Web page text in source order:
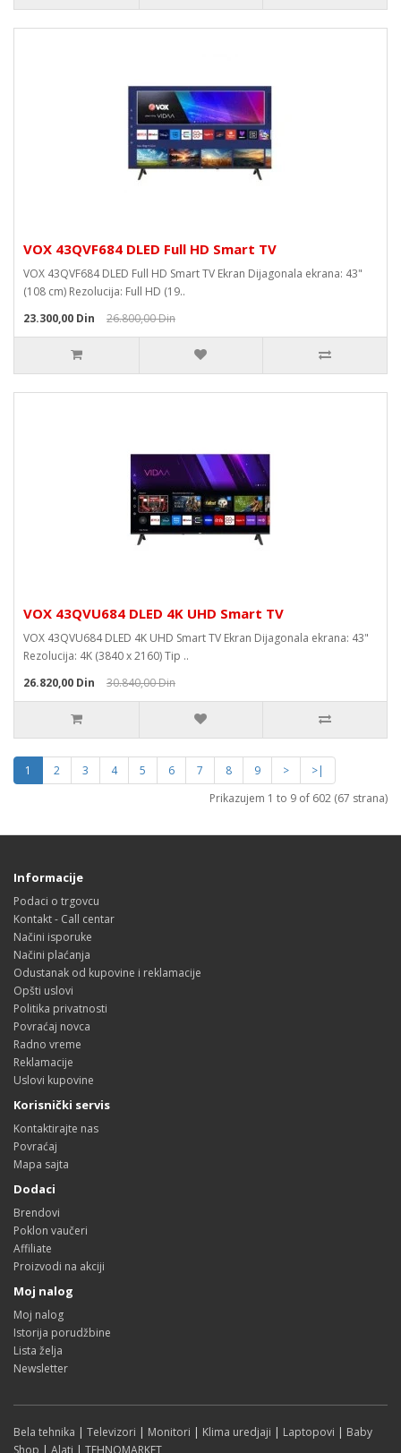
VOX 43QVF684 DLED Full HD Smart TV
VOX 43QVF684 DLED Full HD Smart TV Ekran Dijagonala ekrana: 43"
(108 cm) Rezolucija: Full HD (19..
23.300,00 Din
26.800,00 Din
VOX 43QVU684 DLED 4K UHD Smart TV
VOX 43QVU684 DLED 4K UHD Smart TV Ekran Dijagonala ekrana: 43"
Rezolucija: 4K (3840 x 2160) Tip ..
26.820,00 Din
30.840,00 Din
1 2 3 4 5 6 7 8 9 >
>|
Prikazujem 1 to 9 of 602 (67 strana)
Informacije
Podaci o trgovcu
Kontakt - Call centar
Načini isporuke
Načini plaćanja
Odustanak od kupovine i reklamacije
Opšti uslovi
Politika privatnosti
Povraćaj novca
Radno vreme
Reklamacije
Uslovi kupovine
Korisnički servis
Kontaktirajte nas
Povraćaj
Mapa sajta
Dodaci
Brendovi
Poklon vaučeri
Affiliate
Proizvodi na akciji
Moj nalog
Moj nalog
Istorija porudžbine
Lista želja
Newsletter
Bela tehnika | Televizori | Monitori | Klima uredjaji | Laptopovi | Baby
Shop | Alati | TEHNOMARKET